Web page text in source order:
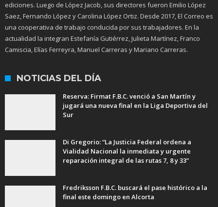
ediciones. Luego de López Jacob, sus directores fueron Emilio López
Saez, Fernando López y Carolina López Ortiz. Desde 2017, El Correo es
una cooperativa de trabajo conducida por sus trabajadores. En la
actualidad la integran Estefanía Gutiérrez, Julieta Martínez, Franco
Camiscia, Elías Ferreyra, Manuel Carreras y Mariano Carreras.
NOTICIAS DEL DÍA
Reserva: Firmat F.B.C. venció a San Martín y
jugará una nueva final en la Liga Deportiva del
Sur
Di Gregorio: “La Justicia Federal ordena a
Vialidad Nacional la inmediata y urgente
reparación integral de las rutas 7, 8 y 33”
Fredriksson F.B.C. buscará el pase histórico a la
final este domingo en Alcorta